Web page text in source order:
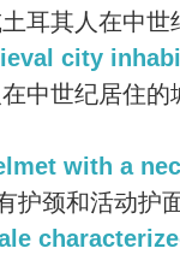
耳其人在中世
city
中世纪居住
with a
护颈和活动护